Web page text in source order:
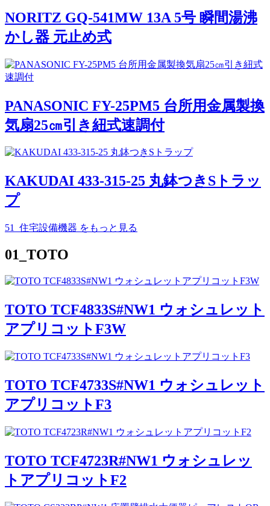
NORITZ GQ-541MW 13A 5号 瞬間湯沸
かし器 元止め式
PANASONIC FY-25PM5 台所用金属製換
気扇25㎝引き紐式速調付
KAKUDAI 433-315-25 丸鉢つきSトラッ
プ
51_住宅設備機器 をもっと見る
01_TOTO
TOTO TCF4833S#NW1 ウォシュレット
アプリコットF3W
TOTO TCF4733S#NW1 ウォシュレット
アプリコットF3
TOTO TCF4723R#NW1 ウォシュレッ
トアプリコットF2